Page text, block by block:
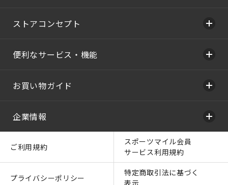
ストアコンセプト
便利なサービス・機能
お買い物ガイド
企業情報
ご利用規約
スポーツマイル会員
サービス利用規約
プライバシーポリシー
特定商取引法に基づく
表示